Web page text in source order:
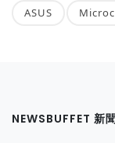
ASUS
NEWSBUFFET 新